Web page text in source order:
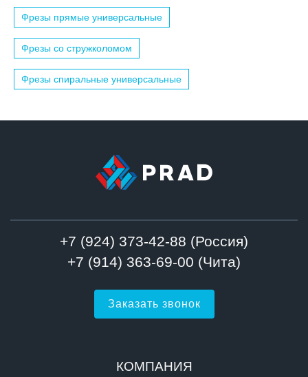
Фрезы прямые универсальные
Фрезы со стружколомом
Фрезы спиральные универсальные
+7 (924) 373-42-88 (Россия)
+7 (914) 363-69-00 (Чита)
Заказать звонок
КОМПАНИЯ